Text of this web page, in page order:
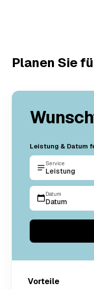
Planen Sie
Leistung & Datum
Service
Leistung
Datum
Datum
Vorteile